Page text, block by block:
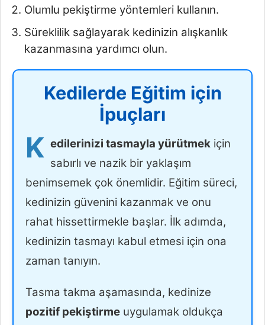
Olumlu pekiştirme yöntemleri kullanın.
Süreklilik sağlayarak kedinizin alışkanlık
kazanmasına yardımcı olun.
Kedilerde Eğitim için
İpuçları
K edilerinizi tasmayla yürütmek için
sabırlı ve nazik bir yaklaşım
benimsemek çok önemlidir. Eğitim süreci,
kedinizin güvenini kazanmak ve onu
rahat hissettirmekle başlar. İlk adımda,
kedinizin tasmayı kabul etmesi için ona
zaman tanıyın.
Tasma takma aşamasında, kedinize
pozitif pekiştirme uygulamak oldukça